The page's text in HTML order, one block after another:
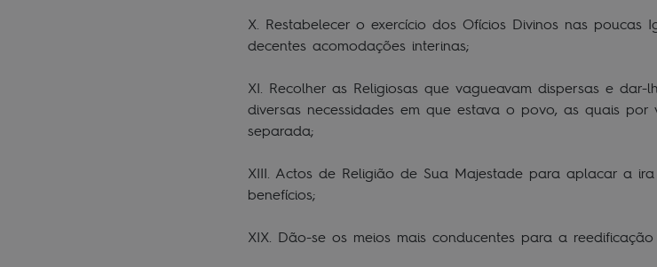
X. Restabelecer o exercício dos Ofícios Divinos nas poucas
decentes acomodações interinas;
XI. Recolher as Religiosas que vagueavam dispersas e dar-
diversas necessidades em que estava o povo, as quais
separada;
XIII. Actos de Religião de Sua Majestade para aplacar a
benefícios;
XIX. Dão-se os meios mais conducentes para a